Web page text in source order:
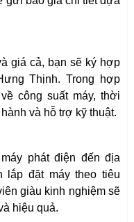
giá cả, bạn sẽ ký hợp
Thịnh. Trong hợp
công suất máy, thời
và hỗ trợ kỹ thuật.
phát điện đến địa
lắp đặt máy theo tiêu
giàu kinh nghiệm sẽ
hiệu quả.